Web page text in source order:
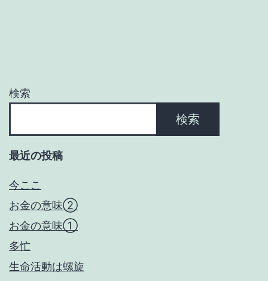
ョ
検索
検索
最近の投稿
今ここ
お金の意味②
お金の意味①
多忙
生命活動は螺旋